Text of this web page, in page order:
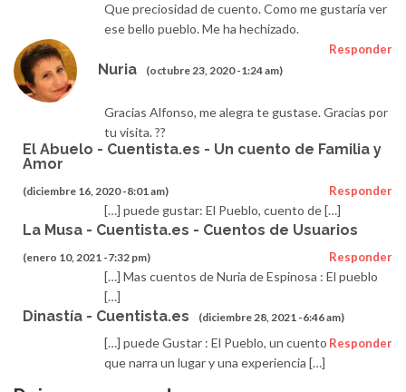
Que preciosidad de cuento. Como me gustaría ver
ese bello pueblo. Me ha hechizado.
Nuria (octubre 23, 2020 -1:24 am)
Responder
Gracias Alfonso, me alegra te gustase. Gracias por
tu visita. ??
El Abuelo - Cuentista.es - Un cuento de Familia y
Amor
(diciembre 16, 2020 -8:01 am) Responder
[…] puede gustar: El Pueblo, cuento de […]
La Musa - Cuentista.es - Cuentos de Usuarios
(enero 10, 2021 -7:32 pm) Responder
[…] Mas cuentos de Nuria de Espinosa : El pueblo
[…]
Dinastía - Cuentista.es (diciembre 28, 2021 -6:46 am)
Responder
[…] puede Gustar : El Pueblo, un cuento
que narra un lugar y una experiencia […]